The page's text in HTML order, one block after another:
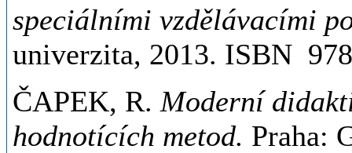
speciálními vzdělávacími
univerzita, 2013. ISBN
ČAPEK, R. Moderní
hodnotících metod. Praha: